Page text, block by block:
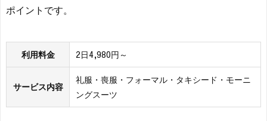
ポイントです。
利用料金 2日4,980円～
サービス内容
礼服・喪服・フォーマル・タキシード・モーニ
ングスーツ